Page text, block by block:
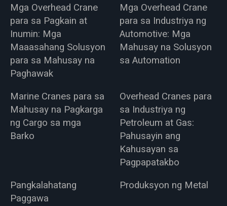
Mga Overhead Crane
para sa Pagkain at
Inumin: Mga
Maaasahang Solusyon
para sa Mahusay na
Paghawak
Mga Overhead Crane
para sa Industriya ng
Automotive: Mga
Mahusay na Solusyon
sa Automation
Marine Cranes para sa
Mahusay na Pagkarga
ng Cargo sa mga
Barko
Overhead Cranes para
sa Industriya ng
Petroleum at Gas:
Pahusayin ang
Kahusayan sa
Pagpapatakbo
Pangkalahatang
Paggawa
Produksyon ng Metal